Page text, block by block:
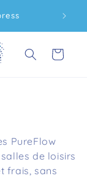
Panier
PureFlow
de loisirs
frais, sans